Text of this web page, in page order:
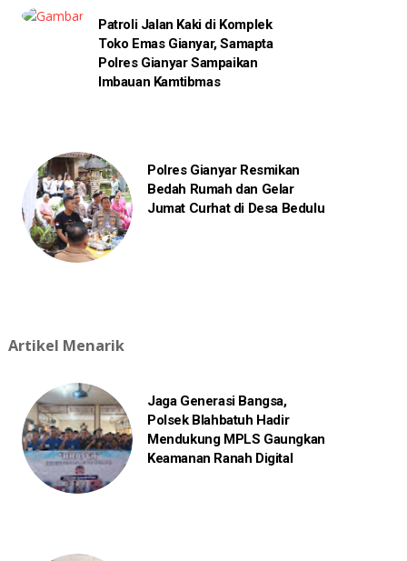
Patroli Jalan Kaki di Komplek
Toko Emas Gianyar, Samapta
Polres Gianyar Sampaikan
Imbauan Kamtibmas
Polres Gianyar Resmikan
Bedah Rumah dan Gelar
Jumat Curhat di Desa Bedulu
Artikel Menarik
Jaga Generasi Bangsa,
Polsek Blahbatuh Hadir
Mendukung MPLS Gaungkan
Keamanan Ranah Digital